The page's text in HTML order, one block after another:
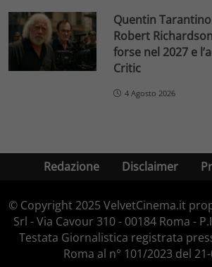
Quentin
Robert
forse nel 2027 e
Critic
4 Agosto 2026
Redazione Disclaimer
© Copyright 2025 VelvetCinema.it
Srl - Via Cavour 310 - 00184 Roma -
Testata Giornalistica registrata
Roma al n° 101/2023 del